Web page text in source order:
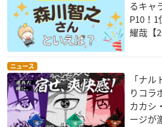
るキャ
P10！
耀哉【
ニュース
「ナ
りコラ
カカシ
ージが